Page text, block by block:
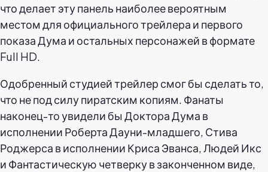
что делает эту панель наиболее вероятным
местом для официального трейлера и первого
показа Дума и остальных персонажей в формате
Full HD.
Одобренный студией трейлер смог бы сделать то,
что не под силу пиратским копиям. Фанаты
наконец-то увидели бы Доктора Дума в
исполнении Роберта Дауни-младшего, Стива
Роджерса в исполнении Криса Эванса, Людей Икс
и Фантастическую четверку в законченном виде,